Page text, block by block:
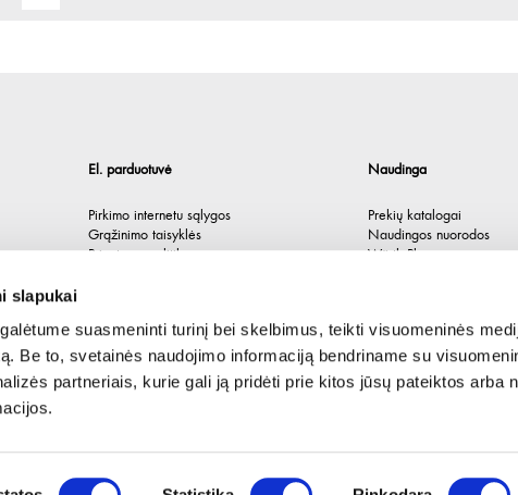
slapukai
suasmeninti turinį bei skelbimus, teikti visuomeninės
Be to, svetainės naudojimo informaciją bendriname su
partneriais, kurie gali ją pridėti prie kitos jūsų pateiktos arba
El. parduotuvė
Pirkimo internetu sąlygos
Grąžinimo taisyklės
Privatumo politika
Naudinga
Prekių katalogai
Naudingos nuorodos
Würth Plus